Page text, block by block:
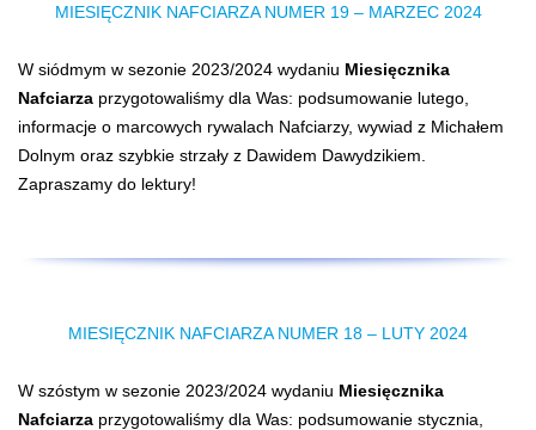
MIESIĘCZNIK NAFCIARZA NUMER 19 – MARZEC 2024
W siódmym w sezonie 2023/2024 wydaniu Miesięcznika
Nafciarza przygotowaliśmy dla Was: podsumowanie lutego,
informacje o marcowych rywalach Nafciarzy, wywiad z Michałem
Dolnym oraz szybkie strzały z Dawidem Dawydzikiem.
Zapraszamy do lektury!
MIESIĘCZNIK NAFCIARZA NUMER 18 – LUTY 2024
W szóstym w sezonie 2023/2024 wydaniu Miesięcznika
Nafciarza przygotowaliśmy dla Was: podsumowanie stycznia,